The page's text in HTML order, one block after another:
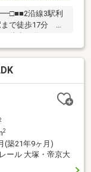
沿線3駅利
で徒歩17分 多
されています。
通風良好。■全居
した生活が叶い
座、浴室暖房乾
り(車種による)。
どが採用され
2
(築21年9ヶ月)
ール 大塚・帝京大